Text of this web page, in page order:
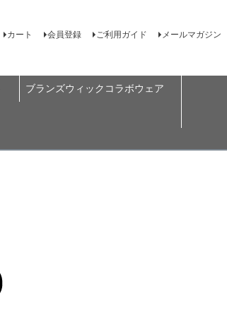
カート 会員登録 ご利用ガイド メールマガジン
ブランズウィックコラボウェア